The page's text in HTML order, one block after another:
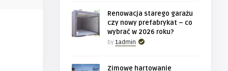
Renowacja starego garażu
czy nowy prefabrykat – co
wybrać w 2026 roku?
by 1admin
Zimowe hartowanie